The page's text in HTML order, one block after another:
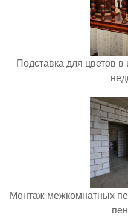
Подставка для цветов
Монтаж межкомнатных